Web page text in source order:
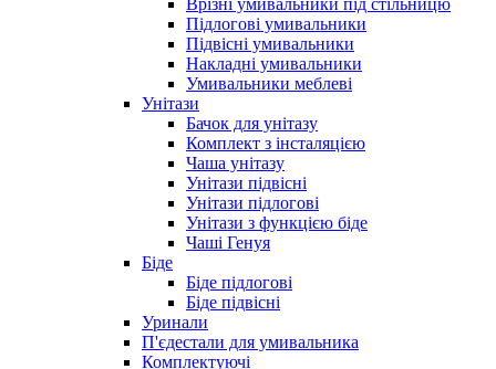
Врізні умивальники під стільницю
Підлогові умивальники
Підвісні умивальники
Накладні умивальники
Умивальники меблеві
Унітази
Бачок для унітазу
Комплект з інсталяцією
Чаша унітазу
Унітази підвісні
Унітази підлогові
Унітази з функцією біде
Чаші Генуя
Біде
Біде підлогові
Біде підвісні
Уринали
П'єдестали для умивальника
Комплектуючі